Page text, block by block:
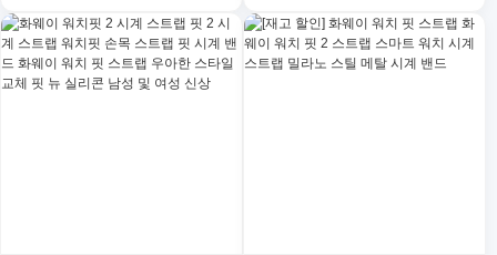
스테인리스 스틸 버전 천연 가죽
실리콘 버전 실리콘 버전 남성
및 여성용 41 교체 벨트
마트 멋진 41mm 정품 가죽 직
조 여성용 빨간색 여성용 가을
및 겨울 새해용